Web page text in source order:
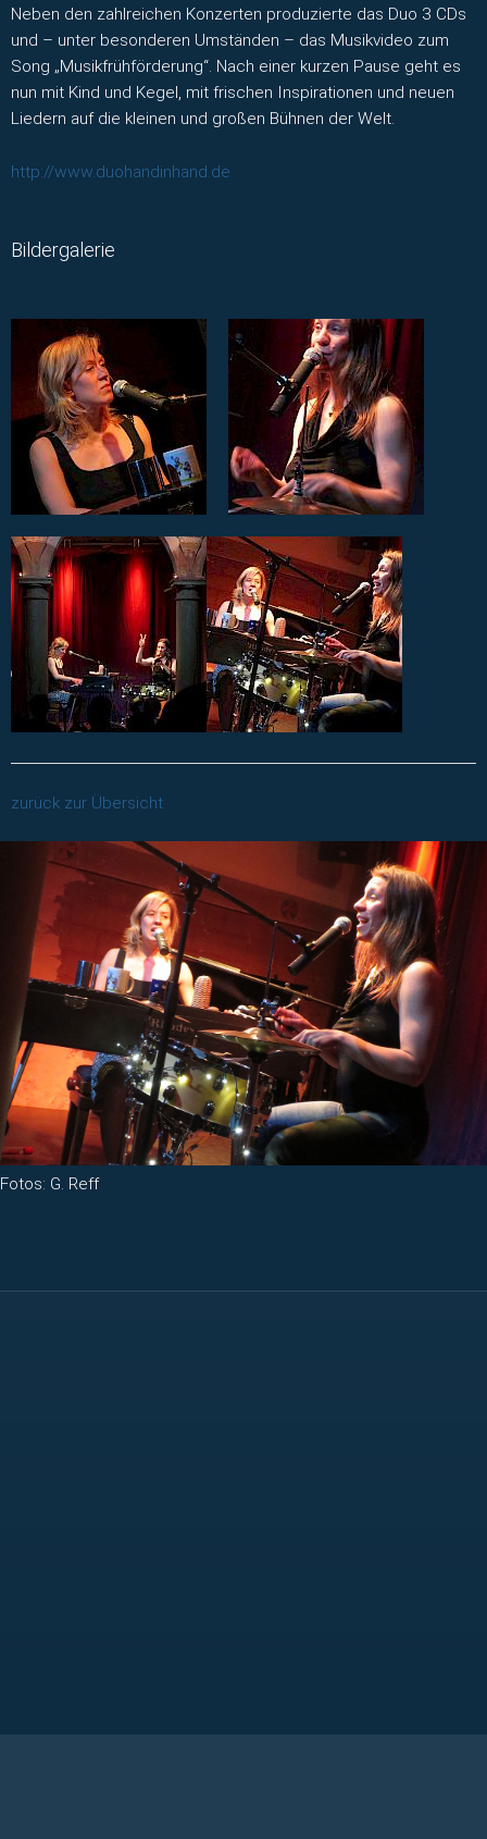
Neben den zahlreichen Konzerten produzierte das Duo 3 CDs
und – unter besonderen Umständen – das Musikvideo zum
Song „Musikfrühförderung“. Nach einer kurzen Pause geht es
nun mit Kind und Kegel, mit frischen Inspirationen und neuen
Liedern auf die kleinen und großen Bühnen der Welt.
http://www.duohandinhand.de
Bildergalerie
zurück zur Übersicht
Fotos: G. Reff